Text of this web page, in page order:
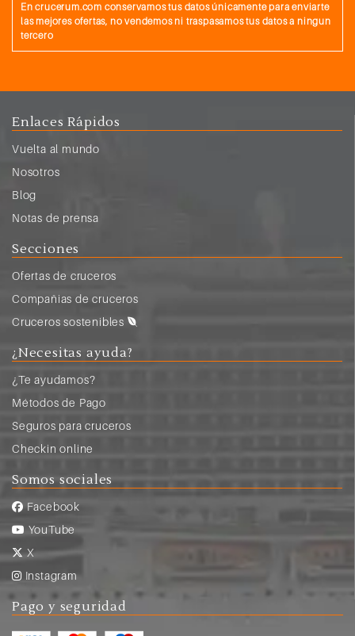
En crucerum.com conservamos tus datos únicamente para enviarte
las mejores ofertas, no vendemos ni traspasamos tus datos a ningun
tercero
Enlaces Rápidos
Vuelta al mundo
Nosotros
Blog
Notas de prensa
Secciones
Ofertas de cruceros
Compañias de cruceros
Cruceros sostenibles
¿Necesitas ayuda?
¿Te ayudamos?
Métodos de Pago
Seguros para cruceros
Checkin online
Somos sociales
Facebook
YouTube
X
Instagram
Pago y seguridad